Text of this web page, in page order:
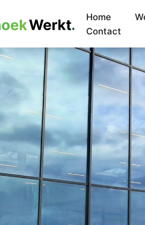
Home
Contact